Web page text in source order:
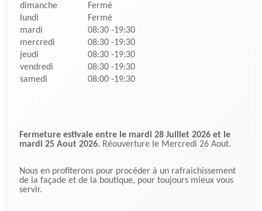
dimanche
Fermé
lundi
Fermé
mardi
08:30 -19:30
mercredi
08:30 -19:30
jeudi
08:30 -19:30
vendredi
08:30 -19:30
samedi
08:00 -19:30
Fermeture estivale entre le mardi 28 Juillet 2026 et le
mardi 25 Aout 2026. Réouverture le Mercredi 26 Aout.
Nous en profiterons pour procéder à un rafraichissement
de la façade et de la boutique, pour toujours mieux vous
servir.